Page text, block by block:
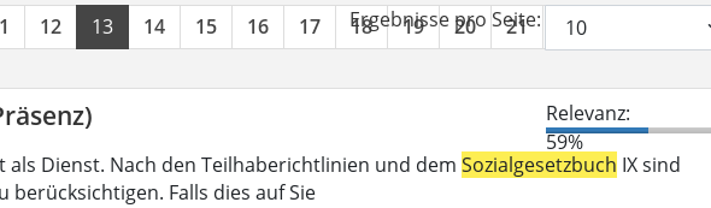
12 13 14 15 16 17 18 19 20 21 22
Ergebnisse pro Seite:
Relevanz:
59%
Dienst. Nach den Teilhaberichtlinien und dem Sozialgesetzbuch IX sind
Falls dies auf Sie